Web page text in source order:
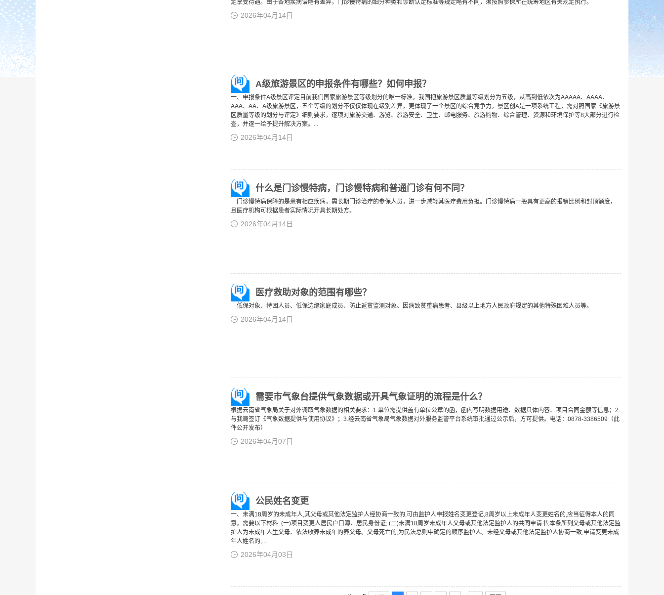
定享受待遇。由于各地疾病谱略有差异，门诊慢特病的细分种类和诊断认定标准等规定略有不同，须按照参保所在统筹地区有关规定执行。
2026年04月14日
A级旅游景区的申报条件有哪些？如何申报？
一、申报条件A级景区评定目前我们国家旅游景区等级划分的唯一标准。我国把旅游景区质量等级划分为五级，从高到低依次为AAAAA、AAAA、
AAA、AA、A级旅游景区，五个等级的划分不仅仅体现在级别差异，更体现了一个景区的综合竞争力。景区创A是一项系统工程，需对照国家《旅游景
区质量等级的划分与评定》细则要求，逐项对旅游交通、游览、旅游安全、卫生、邮电服务、旅游购物、综合管理、资源和环境保护等8大部分进行检
查，并逐一给予提升解决方案。...
2026年04月14日
什么是门诊慢特病，门诊慢特病和普通门诊有何不同？
门诊慢特病保障的是患有相应疾病，需长期门诊治疗的参保人员，进一步减轻其医疗费用负担。门诊慢特病一般具有更高的报销比例和封顶额度，
且医疗机构可根据患者实际情况开具长期处方。
2026年04月14日
医疗救助对象的范围有哪些？
低保对象、特困人员、低保边缘家庭成员、防止返贫监测对象、因病致贫重病患者、县级以上地方人民政府规定的其他特殊困难人员等。
2026年04月14日
需要市气象台提供气象数据或开具气象证明的流程是什么？
根据云南省气象局关于对外调取气象数据的相关要求：1.单位需提供盖有单位公章的函，函内写明数据用途、数据具体内容、项目合同金额等信息；2.
与我局签订《气象数据提供与使用协议》；3.经云南省气象局气象数据对外服务监管平台系统审批通过公示后，方可提供。电话：0878-3386509（此
件公开发布）
2026年04月07日
公民姓名变更
一、未满18周岁的未成年人,其父母或其他法定监护人经协商一致的,可由监护人申报姓名变更登记,8周岁以上未成年人变更姓名的,应当征得本人的同
意。需要以下材料: (一)项目变更人居民户口簿、居民身份证; (二)未满18周岁未成年人父母或其他法定监护人的共同申请书;本条所列父母或其他法定监
护人为未成年人生父母、依法收养未成年的养父母。父母死亡的,为民法总则中确定的顺序监护人。未经父母或其他法定监护人协商一致,申请变更未成
年人姓名的,...
2026年04月03日